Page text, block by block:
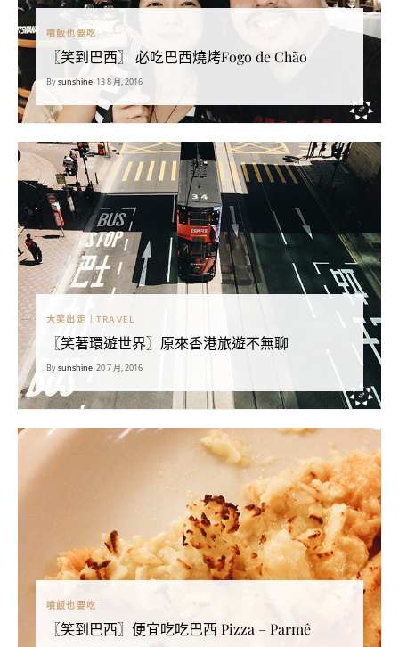
噴飯也要吃
〖笑到巴西〗 必吃巴西燒烤Fogo de Chão
Bysunshine•13 8 月, 2016
大笑出走｜TRAVEL
〖笑著環遊世界〗原來香港旅遊不無聊
Bysunshine•20 7 月, 2016
噴飯也要吃
〖笑到巴西〗便宜吃吃巴西 Pizza – Parmê